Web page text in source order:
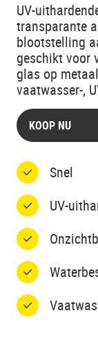
UV-
transparante
blootstelling
geschikt voor
glas op
vaatwasser-,
KOOP NU
Snel
UV-